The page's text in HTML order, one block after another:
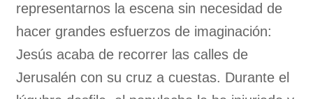
representarnos la escena sin necesidad de
hacer grandes esfuerzos de imaginación:
Jesús acaba de recorrer las calles de
Jerusalén con su cruz a cuestas. Durante el